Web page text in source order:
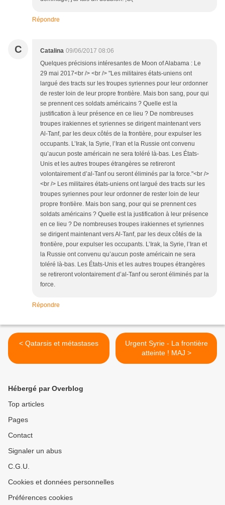
Répondre
C Catalina 09/06/2017 08:06
Quelques précisions intéresantes de Moon of Alabama : Le
29 mai 2017<br /> <br /> "Les militaires états-uniens ont
largué des tracts sur les troupes syriennes pour leur ordonner
de rester loin de leur propre frontière. Mais bon sang, pour qui
se prennent ces soldats américains ? Quelle est la
justification à leur présence en ce lieu ? De nombreuses
troupes irakiennes et syriennes se dirigent maintenant vers
Al-Tanf, par les deux côtés de la frontière, pour expulser les
occupants. L’Irak, la Syrie, l’Iran et la Russie ont convenu
qu’aucun poste américain ne sera toléré là-bas. Les États-
Unis et les autres troupes étrangères se retireront
volontairement d’al-Tanf ou seront éliminés par la force."<br />
<br /> Les militaires états-uniens ont largué des tracts sur les
troupes syriennes pour leur ordonner de rester loin de leur
propre frontière. Mais bon sang, pour qui se prennent ces
soldats américains ? Quelle est la justification à leur présence
en ce lieu ? De nombreuses troupes irakiennes et syriennes
se dirigent maintenant vers Al-Tanf, par les deux côtés de la
frontière, pour expulser les occupants. L’Irak, la Syrie, l’Iran et
la Russie ont convenu qu’aucun poste américain ne sera
toléré là-bas. Les États-Unis et les autres troupes étrangères
se retireront volontairement d’al-Tanf ou seront éliminés par la
force.
Répondre
< Qatarsis et métastases
Urgent Syrie - La frontière
atteinte ! MAJ >
Hébergé par Overblog
Top articles
Pages
Contact
Signaler un abus
C.G.U.
Cookies et données personnelles
Préférences cookies